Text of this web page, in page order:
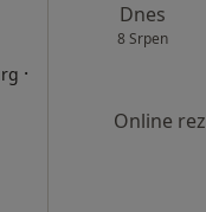
·
Dnes
8 Srpen
Online